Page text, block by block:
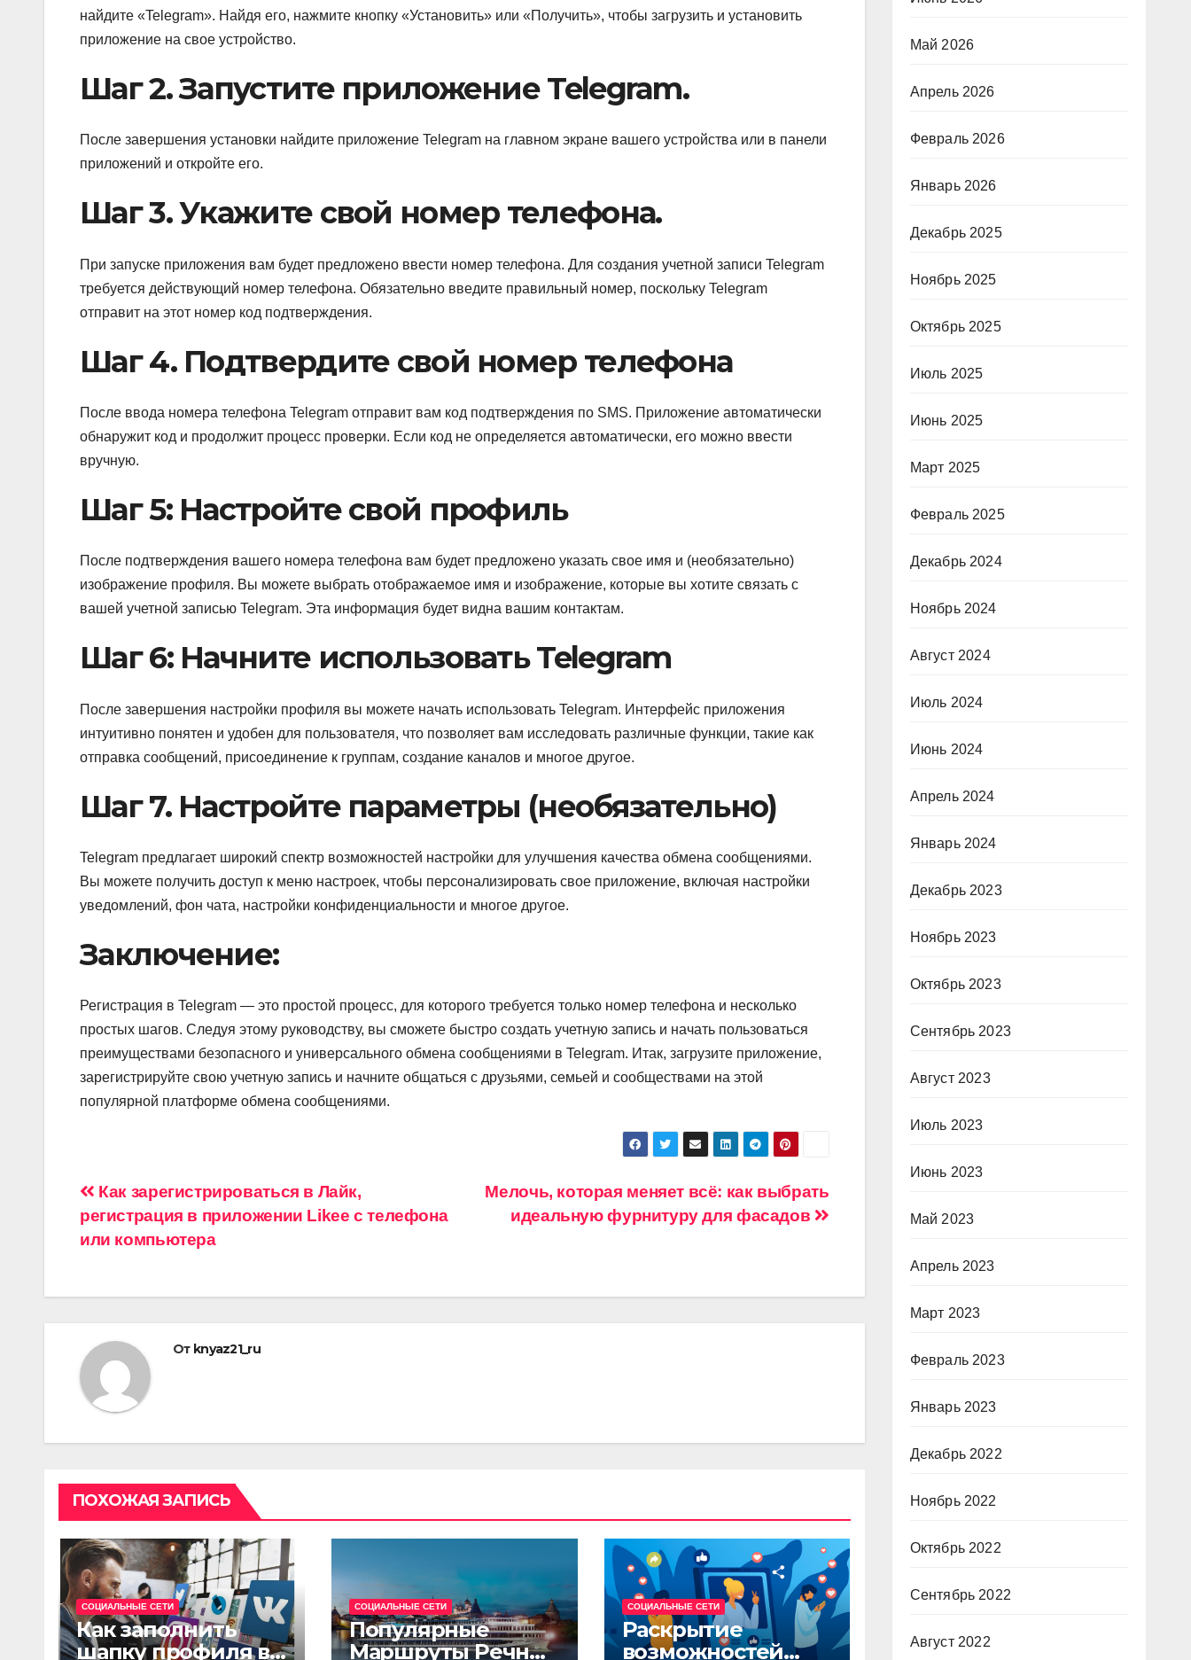
найдите «Telegram». Найдя его, нажмите кнопку «Установить» или «Получить», чтобы загрузить и установить
приложение на свое устройство.
Шаг 2. Запустите приложение Telegram.
После завершения установки найдите приложение Telegram на главном экране вашего устройства или в панели
приложений и откройте его.
Шаг 3. Укажите свой номер телефона.
При запуске приложения вам будет предложено ввести номер телефона. Для создания учетной записи Telegram
требуется действующий номер телефона. Обязательно введите правильный номер, поскольку Telegram
отправит на этот номер код подтверждения.
Шаг 4. Подтвердите свой номер телефона
После ввода номера телефона Telegram отправит вам код подтверждения по SMS. Приложение автоматически
обнаружит код и продолжит процесс проверки. Если код не определяется автоматически, его можно ввести
вручную.
Шаг 5: Настройте свой профиль
После подтверждения вашего номера телефона вам будет предложено указать свое имя и (необязательно)
изображение профиля. Вы можете выбрать отображаемое имя и изображение, которые вы хотите связать с
вашей учетной записью Telegram. Эта информация будет видна вашим контактам.
Шаг 6: Начните использовать Telegram
После завершения настройки профиля вы можете начать использовать Telegram. Интерфейс приложения
интуитивно понятен и удобен для пользователя, что позволяет вам исследовать различные функции, такие как
отправка сообщений, присоединение к группам, создание каналов и многое другое.
Шаг 7. Настройте параметры (необязательно)
Telegram предлагает широкий спектр возможностей настройки для улучшения качества обмена сообщениями.
Вы можете получить доступ к меню настроек, чтобы персонализировать свое приложение, включая настройки
уведомлений, фон чата, настройки конфиденциальности и многое другое.
Заключение:
Регистрация в Telegram — это простой процесс, для которого требуется только номер телефона и несколько
простых шагов. Следуя этому руководству, вы сможете быстро создать учетную запись и начать пользоваться
преимуществами безопасного и универсального обмена сообщениями в Telegram. Итак, загрузите приложение,
зарегистрируйте свою учетную запись и начните общаться с друзьями, семьей и сообществами на этой
популярной платформе обмена сообщениями.
Навигация
по
Мелочь, которая меняет всё: как выбрать
идеальную фурнитуру для фасадов
Как зарегистрироваться в Лайк,
регистрация в приложении Likee с телефона
или компьютера
От knyaz21_ru
ПОХОЖАЯ ЗАПИСЬ
СОЦИАЛЬНЫЕ СЕТИ
Как заполнить
шапку профиля в
СОЦИАЛЬНЫЕ СЕТИ
Популярные
Маршруты Речных
СОЦИАЛЬНЫЕ СЕТИ
Раскрытие
возможностей
Май 2026
Апрель 2026
Февраль 2026
Январь 2026
Декабрь 2025
Ноябрь 2025
Октябрь 2025
Июль 2025
Июнь 2025
Март 2025
Февраль 2025
Декабрь 2024
Ноябрь 2024
Август 2024
Июль 2024
Июнь 2024
Апрель 2024
Январь 2024
Декабрь 2023
Ноябрь 2023
Октябрь 2023
Сентябрь 2023
Август 2023
Июль 2023
Июнь 2023
Май 2023
Апрель 2023
Март 2023
Февраль 2023
Январь 2023
Декабрь 2022
Ноябрь 2022
Октябрь 2022
Сентябрь 2022
Август 2022